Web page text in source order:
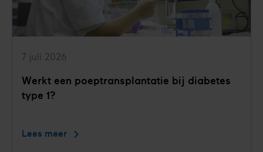
Werkt een poeptransplantatie bij diabetes
type 1?
7 juli 2026
Lees meer Werkt